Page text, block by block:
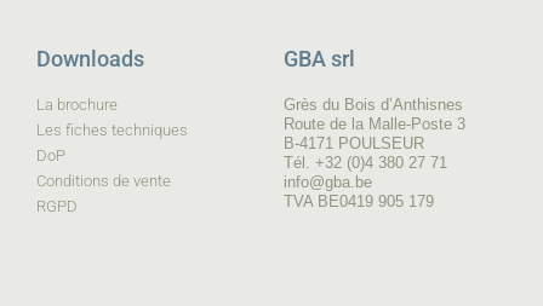
Downloads
La brochure
Les fiches techniques
DoP
Conditions de vente
RGPD
GBA srl
Grès du Bois d’Anthisnes
Route de la Malle-Poste 3
B-4171 POULSEUR
Tél. +32 (0)4 380 27 71
info@gba.be
TVA BE0419 905 179